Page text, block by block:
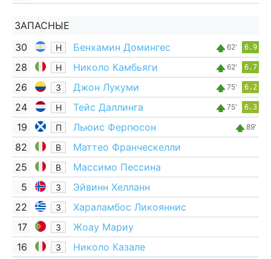
ЗАПАСНЫЕ
30
Н Бенхамин Домингес 62' 6.9
28 Н Николо Камбьяги 62' 6.7
26 З Джон Лукуми 75' 6.2
24 Н Тейс Даллинга 75' 6.3
19 П Льюис Фергюсон 89'
82 В
Маттео Франческелли
25
В
Массимо Пессина
5
З
Эйвинн Хелланн
22
З
Хараламбос Ликояннис
17
З
Жоау Мариу
16
З
Николо Казале